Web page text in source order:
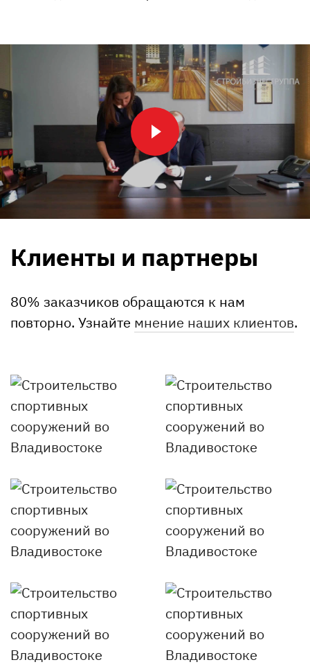
Клиенты и партнеры
80% заказчиков обращаются к нам
повторно. Узнайте мнение наших клиентов.